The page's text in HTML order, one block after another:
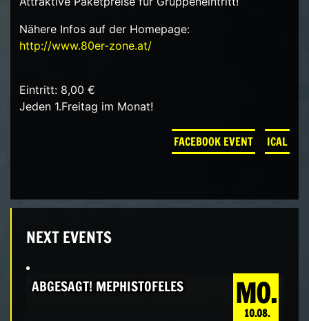
Nähere Infos auf der Homepage:
http://www.80er-zone.at/
Eintritt: 8,00 €
Jeden 1.Freitag im Monat!
FACEBOOK EVENT ICAL
NEXT EVENTS
MO.
10.08.
ABGESAGT! MEPHISTOFELES